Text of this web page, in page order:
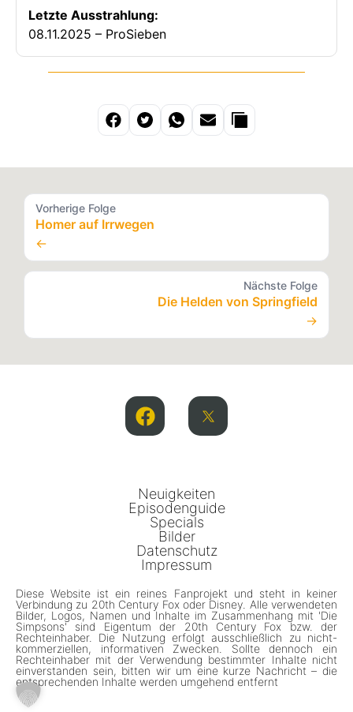
Letzte Ausstrahlung:
08.11.2025 – ProSieben
Vorherige Folge
Homer auf Irrwegen
←
Nächste Folge
Die Helden von Springfield
→
Neuigkeiten
Episodenguide
Specials
Bilder
Datenschutz
Impressum
Diese Website ist ein reines Fanprojekt und steht in keiner
Verbindung zu 20th Century Fox oder Disney. Alle verwendeten
Bilder, Logos, Namen und Inhalte im Zusammenhang mit 'Die
Simpsons' sind Eigentum der 20th Century Fox bzw. der
Rechteinhaber. Die Nutzung erfolgt ausschließlich zu nicht-
kommerziellen, informativen Zwecken. Sollte dennoch ein
Rechteinhaber mit der Verwendung bestimmter Inhalte nicht
einverstanden sein, bitten wir um eine kurze Nachricht – die
entsprechenden Inhalte werden umgehend entfernt